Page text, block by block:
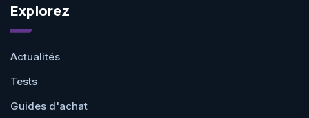
Explorez
Actualités
Tests
Guides d'achat